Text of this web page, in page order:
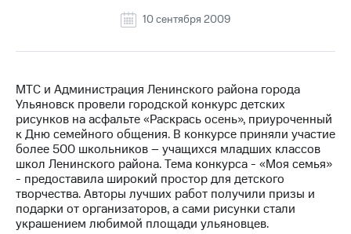
Руководство
Контакты
Медиа-центр
Пресс-
релизы
МТС
о технологиях
о технологиях10 сентября 2009
МТС и Администрация Ленинского района города
Ульяновск провели городской конкурс детских
рисунков на асфальте «Раскрась осень», приуроченный
к Дню семейного общения. В конкурсе приняли участие
более 500 школьников – учащихся младших классов
школ Ленинского района. Тема конкурса - «Моя семья»
- предоставила широкий простор для детского
творчества. Авторы лучших работ получили призы и
подарки от организаторов, а сами рисунки стали
украшением любимой площади ульяновцев.